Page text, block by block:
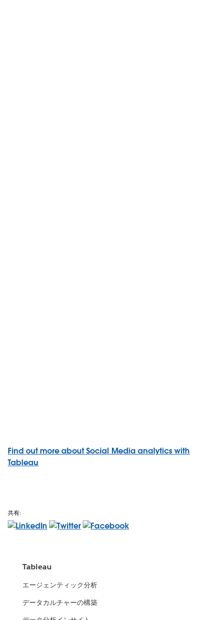
Find out more about Social Media analytics with
Tableau
共有:
Tableau
エージェンティック分析
データカルチャーの構築